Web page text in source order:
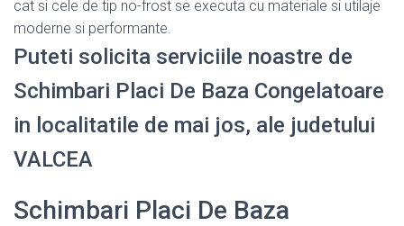
cat si cele de tip no-frost se executa cu materiale si utilaje
moderne si performante.
Puteti solicita serviciile noastre de
Schimbari Placi De Baza Congelatoare
in localitatile de mai jos, ale judetului
VALCEA
Schimbari Placi De Baza